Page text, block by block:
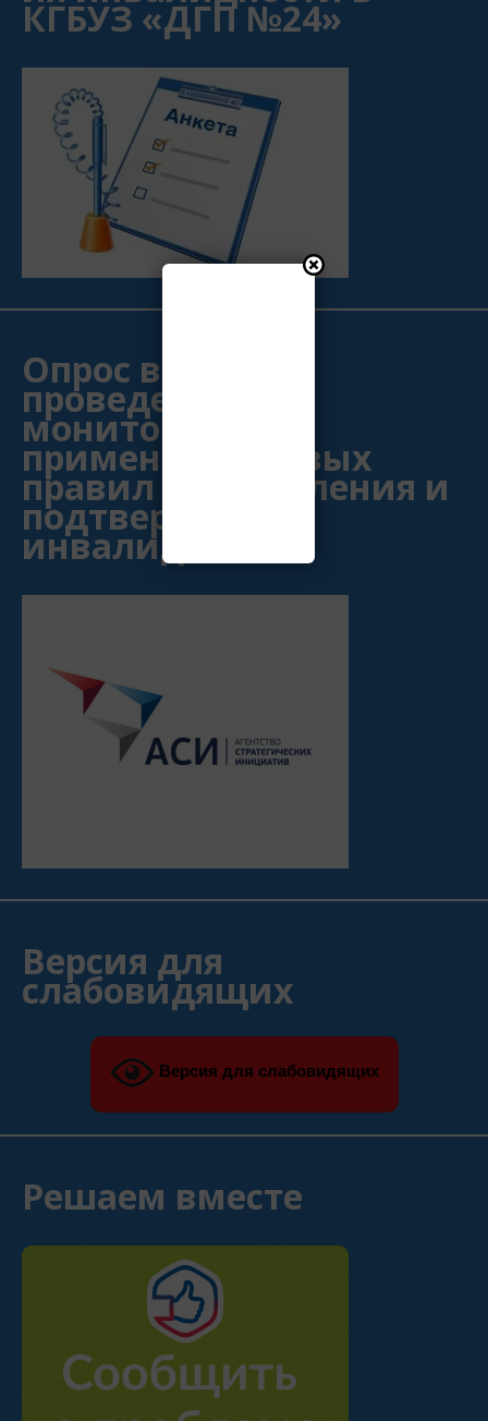
КГБУЗ «ДГП №24»
Опрос в рамках
проведения
мониторинга
применения новых
правил установления и
подтверждения
инвалидности
Версия для
слабовидящих
Версия для слабовидящих
Решаем вместе